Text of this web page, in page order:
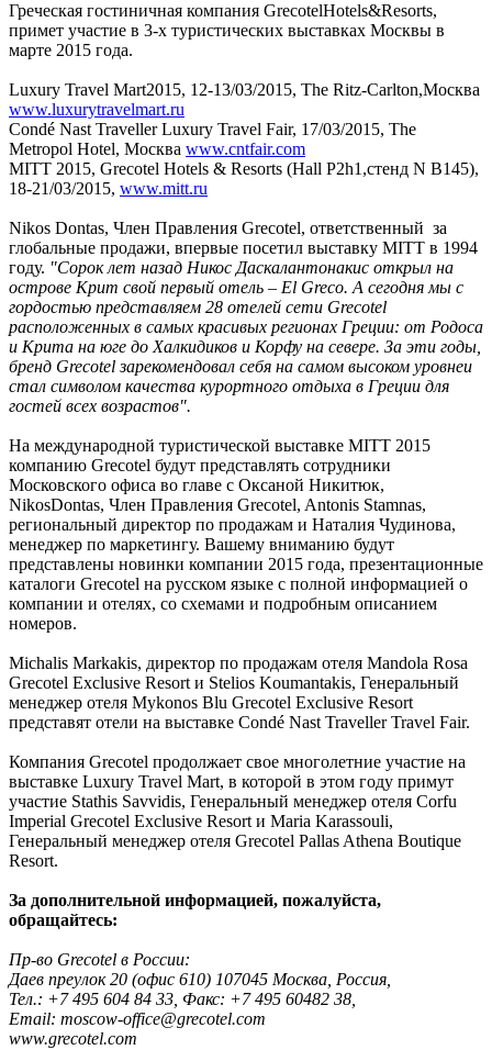
Греческая гостиничная компания GrecotelHotels&Resorts,
примет участие в 3-х туристических выставках Москвы в
марте 2015 года.
Luxury Travel Mart2015, 12-13/03/2015, The Ritz-Carlton,Москва
www.luxurytravelmart.ru
Condé Nast Traveller Luxury Travel Fair, 17/03/2015, The
Metropol Hotel, Москва www.cntfair.com
MITT 2015, Grecotel Hotels & Resorts (Hall P2h1,стенд N B145),
18-21/03/2015, www.mitt.ru
Nikos Dontas, Член Правления Grecotel, ответственный за
глобальные продажи, впервые посетил выставку MITT в 1994
году. "Сорок лет назад Никос Даскалантонакис открыл на
острове Крит свой первый отель – El Greco. А сегодня мы с
гордостью представляем 28 отелей сети Grecotel
расположенных в самых красивых регионах Греции: от Родоса
и Крита на юге до Халкидиков и Корфу на севере. За эти годы,
бренд Grecotel зарекомендовал себя на самом высоком уровнеи
стал символом качества курортного отдыха в Греции для
гостей всех возрастов".
На международной туристической выставке MITT 2015
компанию Grecotel будут представлять сотрудники
Московского офиса во главе с Оксаной Никитюк,
NikosDontas, Член Правления Grecotel, Antonis Stamnas,
региональный директор по продажам и Наталия Чудинова,
менеджер по маркетингу. Вашему вниманию будут
представлены новинки компании 2015 года, презентационные
каталоги Grecotel на русском языке с полной информацией о
компании и отелях, со схемами и подробным описанием
номеров.
Michalis Markakis, директор по продажам отеля Mandola Rosa
Grecotel Exclusive Resort и Stelios Koumantakis, Генеральный
менеджер отеля Mykonos Blu Grecotel Exclusive Resort
представят отели на выставке Condé Nast Traveller Travel Fair.
Компания Grecotel продолжает свое многолетние участие на
выставке Luxury Travel Mart, в которой в этом году примут
участие Stathis Savvidis, Генеральный менеджер отеля Corfu
Imperial Grecotel Exclusive Resort и Maria Karassouli,
Генеральный менеджер отеля Grecotel Pallas Athena Boutique
Resort.
За дополнительной информацией, пожалуйста,
обращайтесь:
Пр-во Grecotel в России:
Даев преулок 20 (офис 610) 107045 Москва, Россия,
Тел.: +7 495 604 84 33, Факс: +7 495 60482 38,
Email: moscow-office@grecotel.com
www.grecotel.com